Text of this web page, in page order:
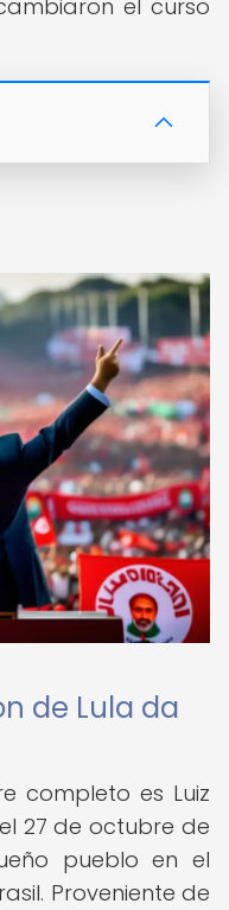
el curso
de Lula da
completo es Luiz
27 de octubre de
pueblo en el
Proveniente de